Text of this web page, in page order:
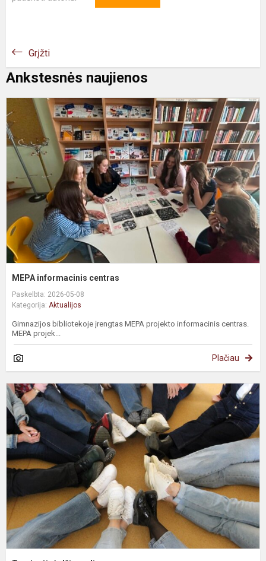
Grįžti
Ankstesnės naujienos
MEPA informacinis centras
Paskelbta: 2026-05-08
Kategorija: Aktualijos
Gimnazijos bibliotekoje įrengtas MEPA projekto informacinis centras.
MEPA projek...
Plačiau